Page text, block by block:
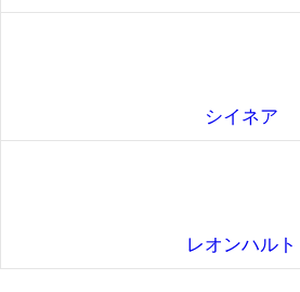
シイネア
レオンハルト